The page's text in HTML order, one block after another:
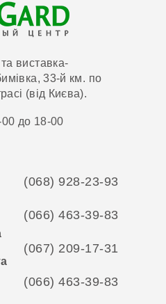
виставка-
33-й км. по
(від Києва).
до 18-00
(068) 928-23-93
(066) 463-39-83
(067) 209-17-31
(066) 463-39-83